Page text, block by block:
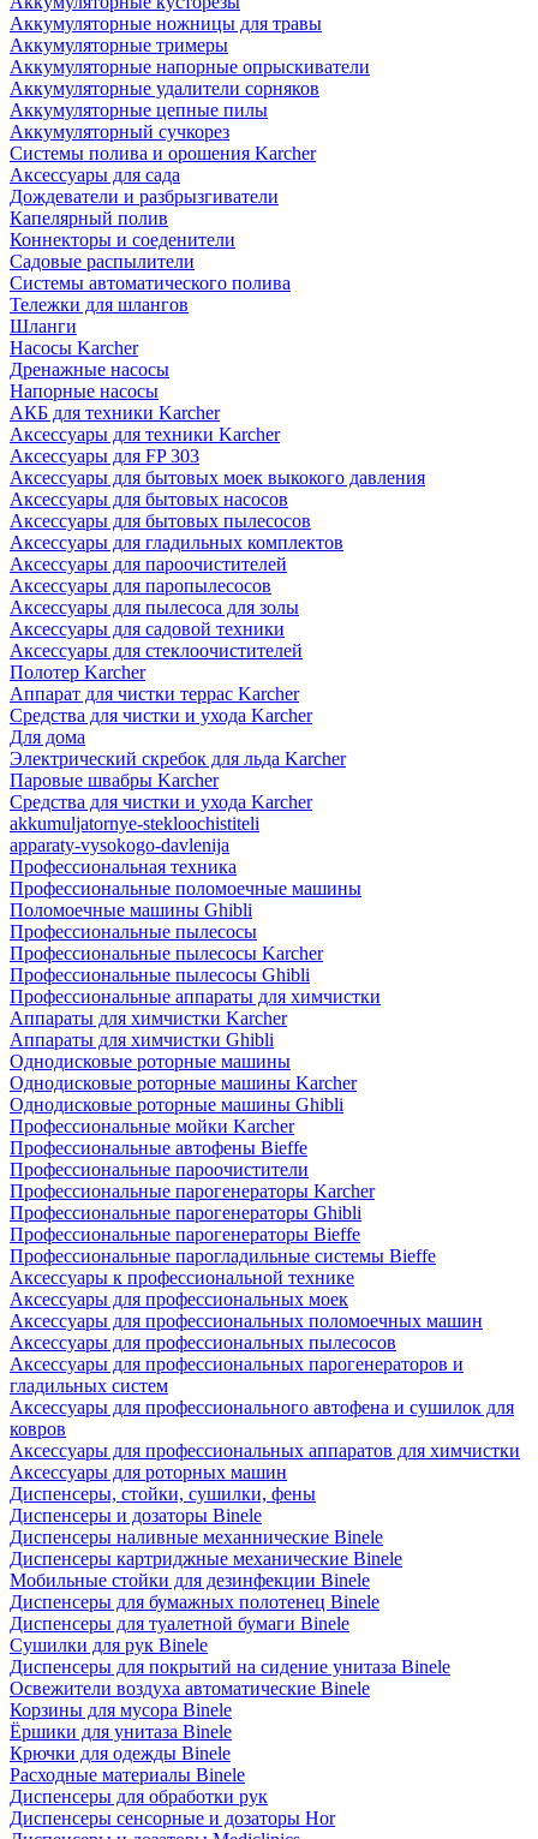
Аккумуляторные ножницы для травы
Аккумуляторные тримеры
Аккумуляторные напорные опрыскиватели
Аккумуляторные удалители сорняков
Аккумуляторные цепные пилы
Аккумуляторный сучкорез
Системы полива и орошения Karcher
Аксессуары для сада
Дождеватели и разбрызгиватели
Капелярный полив
Коннекторы и соеденители
Садовые распылители
Системы автоматического полива
Тележки для шлангов
Шланги
Насосы Karcher
Дренажные насосы
Напорные насосы
АКБ для техники Karcher
Аксессуары для техники Karcher
Аксессуары для FP 303
Аксессуары для бытовых моек выкокого давления
Аксессуары для бытовых насосов
Аксессуары для бытовых пылесосов
Аксессуары для гладильных комплектов
Аксессуары для пароочистителей
Аксессуары для паропылесосов
Аксессуары для пылесоса для золы
Аксессуары для садовой техники
Аксессуары для стеклоочистителей
Полотер Karcher
Аппарат для чистки террас Karcher
Средства для чистки и ухода Karcher
Для дома
Электрический скребок для льда Karcher
Паровые швабры Karcher
Средства для чистки и ухода Karcher
akkumuljatornye-stekloochistiteli
apparaty-vysokogo-davlenija
Профессиональная техника
Профессиональные поломоечные машины
Поломоечные машины Ghibli
Профессиональные пылесосы
Профессиональные пылесосы Karcher
Профессиональные пылесосы Ghibli
Профессиональные аппараты для химчистки
Аппараты для химчистки Karcher
Аппараты для химчистки Ghibli
Однодисковые роторные машины
Однодисковые роторные машины Karcher
Однодисковые роторные машины Ghibli
Профессиональные мойки Karcher
Профессиональные автофены Bieffe
Профессиональные пароочистители
Профессиональные парогенераторы Karcher
Профессиональные парогенераторы Ghibli
Профессиональные парогенераторы Bieffe
Профессиональные парогладильные системы Bieffe
Аксессуары к профессиональной технике
Аксессуары для профессиональных моек
Аксессуары для профессиональных поломоечных машин
Аксессуары для профессиональных пылесосов
Аксессуары для профессиональных парогенераторов и
гладильных систем
Аксессуары для профессионального автофена и сушилок для
ковров
Аксессуары для профессиональных аппаратов для химчистки
Аксессуары для роторных машин
Диспенсеры, стойки, сушилки, фены
Диспенсеры и дозаторы Binele
Диспенсеры наливные механнические Binele
Диспенсеры картриджные механические Binele
Мобильные стойки для дезинфекции Binele
Диспенсеры для бумажных полотенец Binele
Диспенсеры для туалетной бумаги Binele
Сушилки для рук Binele
Диспенсеры для покрытий на сидение унитаза Binele
Освежители воздуха автоматические Binele
Корзины для мусора Binele
Ёршики для унитаза Binele
Крючки для одежды Binele
Расходные материалы Binele
Диспенсеры для обработки рук
Диспенсеры сенсорные и дозаторы Hor